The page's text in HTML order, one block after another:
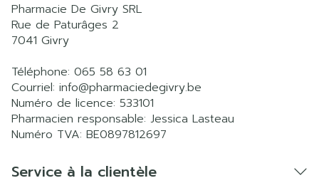
Pharmacie De Givry SRL
Rue de Paturâges 2
7041 Givry
Téléphone: 065 58 63 01
Courriel: info@pharmaciedegivry.be
Numéro de licence: 533101
Pharmacien responsable: Jessica Lasteau
Numéro TVA: BE0897812697
Service à la clientèle